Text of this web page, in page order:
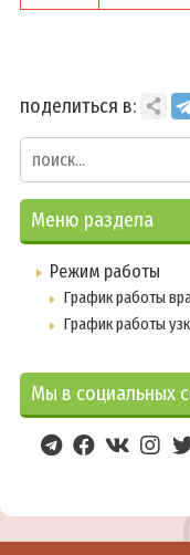
Наши проекты
Спорт для Всех
Наши достижения
Предметные
Конкурсы,
Спортивные
Шестой
Отчеты по
Организация
Границы
График приема
поделиться в:
Меню раздела
Режим работы
График работы
График работы
Мы в социальных